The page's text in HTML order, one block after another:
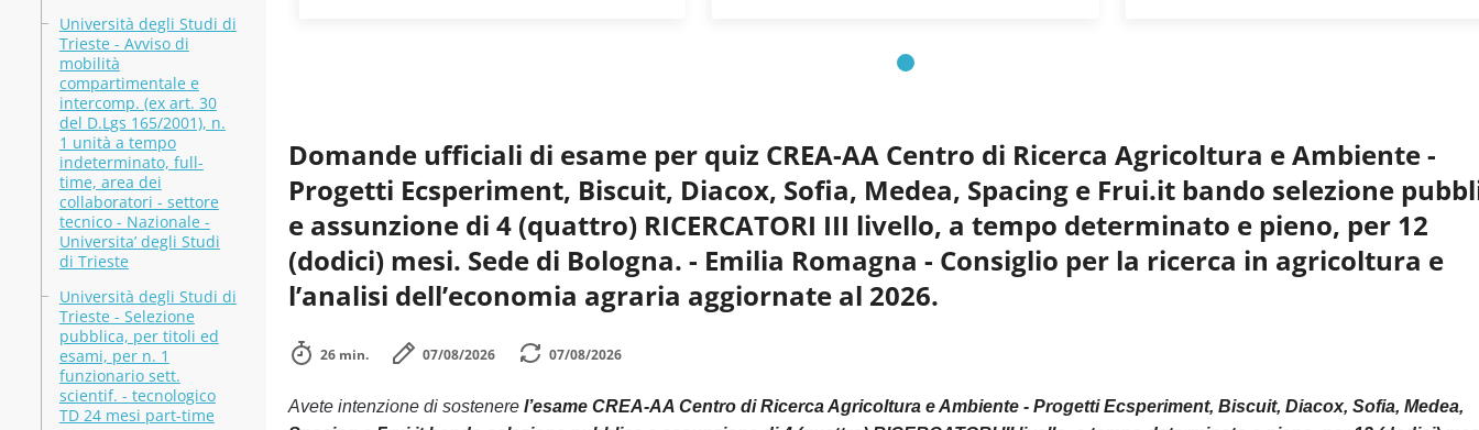
Università degli Studi di
Trieste - Avviso di
mobilità
compartimentale e
intercomp. (ex art. 30
del D.Lgs 165/2001), n.
1 unità a tempo
indeterminato, full-
time, area dei
collaboratori - settore
tecnico - Nazionale -
Universita’ degli Studi
di Trieste
Università degli Studi di
Trieste - Selezione
pubblica, per titoli ed
esami, per n. 1
funzionario sett.
scientif. - tecnologico
TD 24 mesi part-time
Domande ufficiali di esame per quiz CREA-AA Centro di Ricerca Agricoltura e Ambiente -
Progetti Ecsperiment, Biscuit, Diacox, Sofia, Medea, Spacing e Frui.it bando selezione
e assunzione di 4 (quattro) RICERCATORI III livello, a tempo determinato e pieno, per 12
(dodici) mesi. Sede di Bologna. - Emilia Romagna - Consiglio per la ricerca in agricoltura e
l’analisi dell’economia agraria aggiornate al 2026.
26 min. 07/08/2026 07/08/2026
Avete intenzione di sostenere l’esame CREA-AA Centro di Ricerca Agricoltura e Ambiente - Progetti Ecsperiment, Biscuit, Diacox, Sofia, Medea,